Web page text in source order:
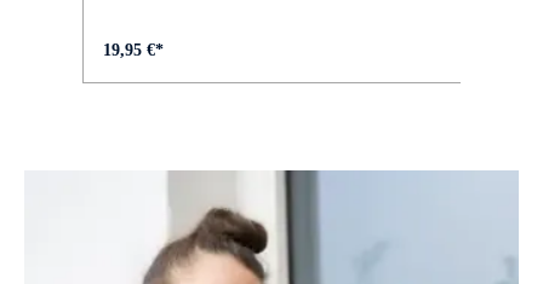
FELGEN :
RYDE Disc 30
19,95 €*